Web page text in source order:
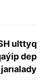
ulttyq
dep